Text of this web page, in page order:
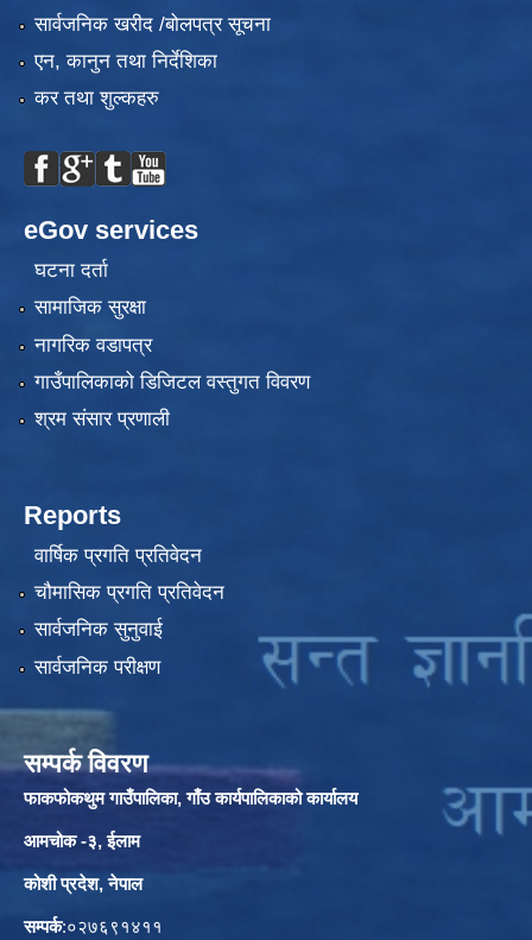
सार्वजनिक खरीद /बोलपत्र सूचना
एन, कानुन तथा निर्देशिका
कर तथा शुल्कहरु
eGov services
घटना दर्ता
सामाजिक सुरक्षा
नागरिक वडापत्र
गाउँपालिकाको डिजिटल वस्तुगत विवरण
श्रम संसार प्रणाली
Reports
वार्षिक प्रगति प्रतिवेदन
चौमासिक प्रगति प्रतिवेदन
सार्वजनिक सुनुवाई
सार्वजनिक परीक्षण
सम्पर्क विवरण
फाकफोकथुम गाउँपालिका, गाँउ कार्यपालिकाको कार्यालय
आमचोक -३, ईलाम
कोशी प्रदेश, नेपाल
सम्पर्क:०२७६९१४११